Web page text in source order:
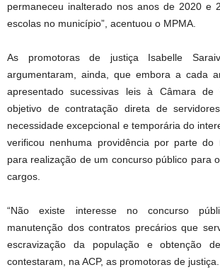
permaneceu inalterado nos anos de 2020 e
escolas no município”, acentuou o MPMA.
As promotoras de justiça Isabelle
argumentaram, ainda, que embora a cada
apresentado sucessivas leis à Câmara de
objetivo de contratação direta de
necessidade excepcional e temporária do
verificou nenhuma providência por parte do
para realização de um concurso público para
cargos.
“Não existe interesse no concurso
manutenção dos contratos precários que
escravização da população e obtenção
contestaram, na ACP, as promotoras de justiça.